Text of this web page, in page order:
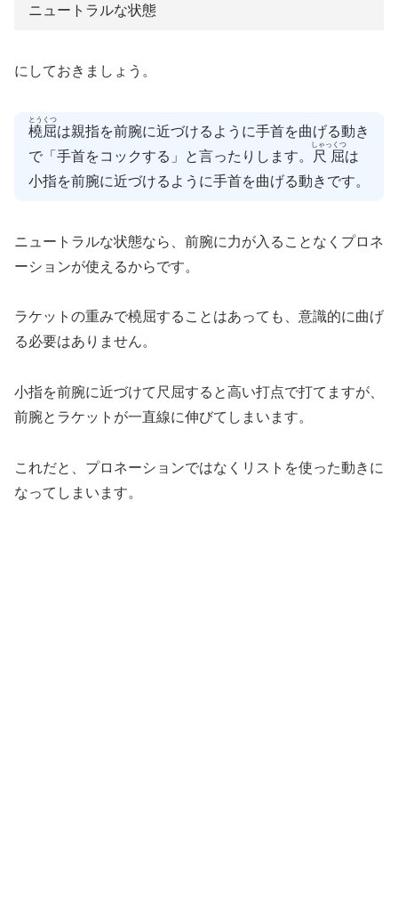
ニュートラルな状態
にしておきましょう。
橈屈
とうくつ
は親指を前腕に近づけるように手首を曲げる動き
で「手首をコックする」と言ったりします。
尺屈
しゃっくつ
は
小指を前腕に近づけるように手首を曲げる動きです。
ニュートラルな状態なら、前腕に力が入ることなくプロネ
ーションが使えるからです。
ラケットの重みで橈屈することはあっても、意識的に曲げ
る必要はありません。
小指を前腕に近づけて尺屈すると高い打点で打てますが、
前腕とラケットが一直線に伸びてしまいます。
これだと、プロネーションではなくリストを使った動きに
なってしまいます。